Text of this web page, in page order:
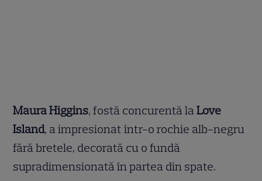
Maura Higgins, fostă concurentă laLove
Island, a impresionat într-o rochie alb-negru
fără bretele, decorată cu o fundă
supradimensionată în partea din spate.